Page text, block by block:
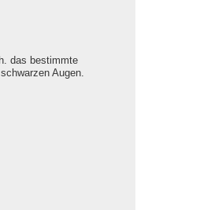
das bestimmte
Augen.